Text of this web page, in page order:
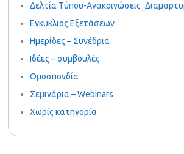
Δελτία Τύπου-
Εγκυκλιος Εξετάσεων
Ημερίδες – Συνέδρια
Ιδέες – συμβουλές
Ομοσπονδία
Σεμινάρια – Webinars
Χωρίς κατηγορία